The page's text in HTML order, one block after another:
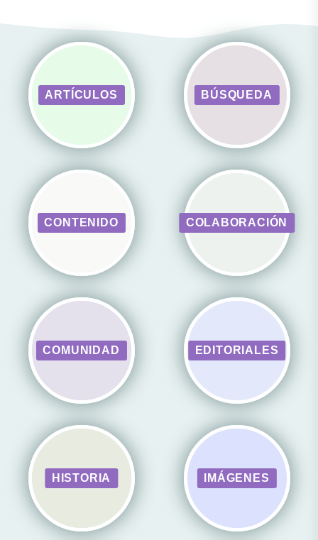
ARTÍCULOS BÚSQUEDA
CONTENIDO COLABORACIÓN
COMUNIDAD EDITORIALES
HISTORIA IMÁGENES